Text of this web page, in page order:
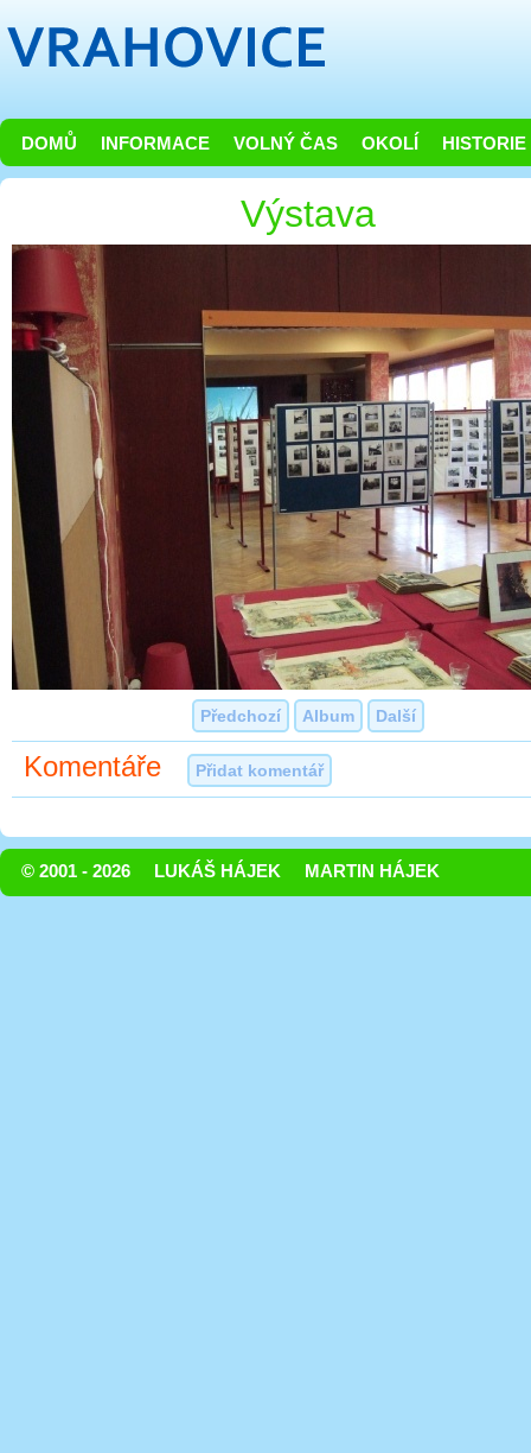
DOMŮ INFORMACE VOLNÝ ČAS OKOLÍ HISTORIE
Výstava
Předchozí Album Další
Komentáře Přidat komentář
© 2001 - 2026 LUKÁŠ HÁJEK MARTIN HÁJEK